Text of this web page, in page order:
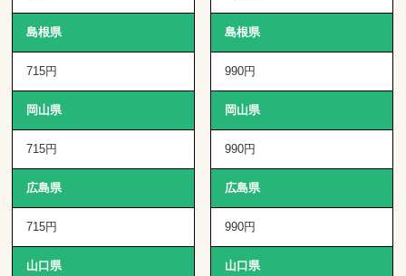
島根県
715円
岡山県
715円
広島県
715円
山口県
島根県
990円
岡山県
990円
広島県
990円
山口県